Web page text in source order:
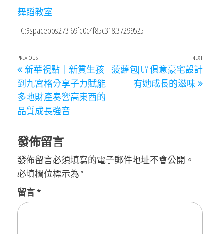
舞蹈教室
TC:9spacepos273 69fe0c4f85c318.37299525
文
章
導
覽
Previous
Post
PREVIOUS
新華視點｜新質生孩
到九宮格分享子力賦能
多地財產奏響高東西的
品質成長強音
Next
Post
NEXT
菠蘿包JIUYI俱意豪宅設計
有她成長的滋味
發佈留言
發佈留言必須填寫的電子郵件地址不會公開。
必填欄位標示為 *
留言*